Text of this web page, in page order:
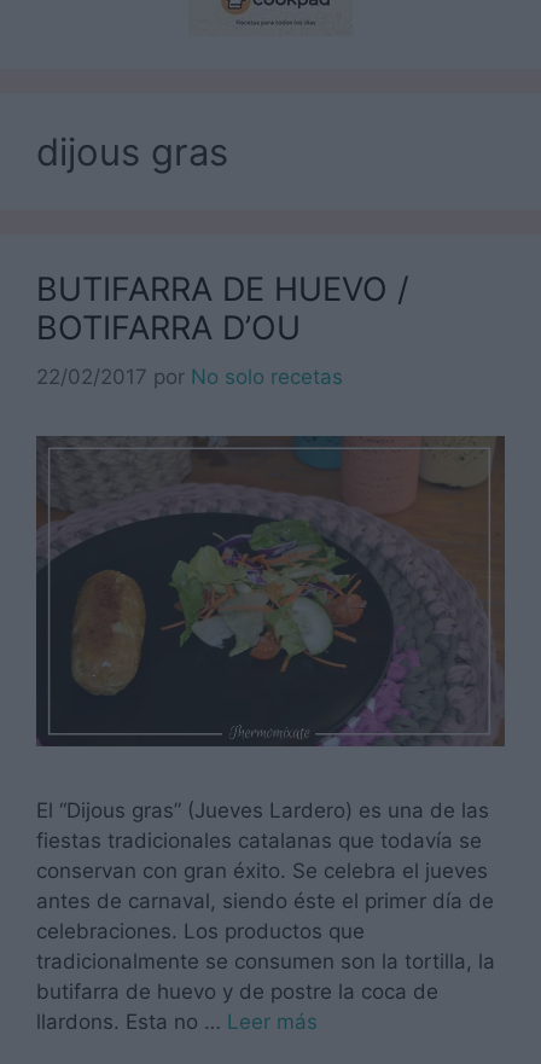
dijous gras
BUTIFARRA DE HUEVO /
BOTIFARRA D’OU
22/02/2017 por No solo recetas
El “Dijous gras” (Jueves Lardero) es una de las
fiestas tradicionales catalanas que todavía se
conservan con gran éxito. Se celebra el jueves
antes de carnaval, siendo éste el primer día de
celebraciones. Los productos que
tradicionalmente se consumen son la tortilla, la
butifarra de huevo y de postre la coca de
llardons. Esta no … Leer más